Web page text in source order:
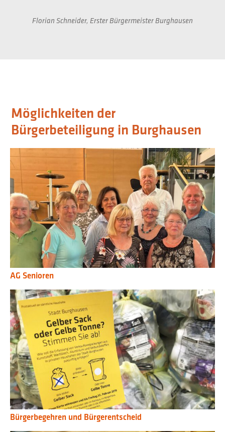
Florian Schneider, Erster Bürgermeister Burghausen
Möglichkeiten der
Bürgerbeteiligung in Burghausen
AG Senioren
Bürgerbegehren und Bürgerentscheid